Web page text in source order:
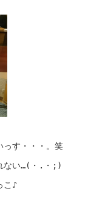
っす・・・。笑
ない…(・.・;)
こ♪